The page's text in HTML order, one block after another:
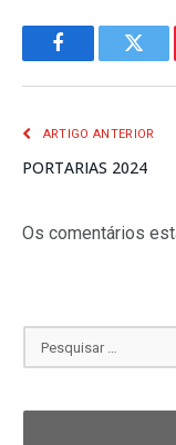
Facebook
ARTIGO ANTERIOR
PORTARIAS 2024
Os comentários